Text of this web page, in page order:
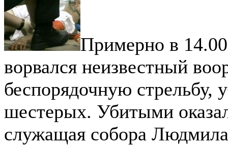
Примерно в
ворвался неизвестный
беспорядочную стрельбу,
шестерых. Убитыми
служащая собора